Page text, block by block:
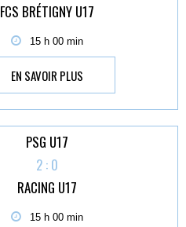
FCS BRÉTIGNY U17
15 h 00 min
EN SAVOIR PLUS
PSG U17
2 : 0
RACING U17
15 h 00 min